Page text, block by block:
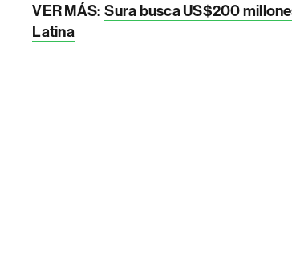
VER MÁS: Sura busca US$200
Latina